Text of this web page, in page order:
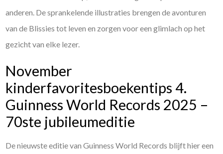
anderen. De sprankelende illustraties brengen de avonturen
van de Blissies tot leven en zorgen voor een glimlach op het
gezicht van elke lezer.
November
kinderfavoritesboekentips 4.
Guinness World Records 2025 –
70ste jubileumeditie
De nieuwste editie van Guinness World Records blijft hier een